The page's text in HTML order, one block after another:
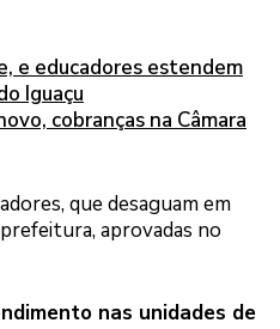
e educadores estendem
Iguaçu
cobranças na Câmara
que desaguam em
aprovadas no
nas unidades de